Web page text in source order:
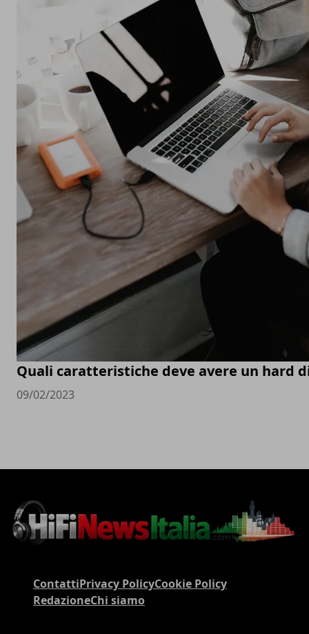
Quali caratteristiche deve avere un hard
09/02/2023
ContattiPrivacy PolicyCookie Policy
RedazioneChi siamo